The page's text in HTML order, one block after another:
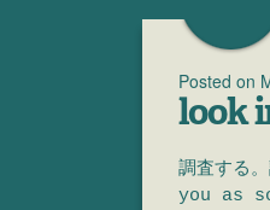
Posted on
look
調査す
you as